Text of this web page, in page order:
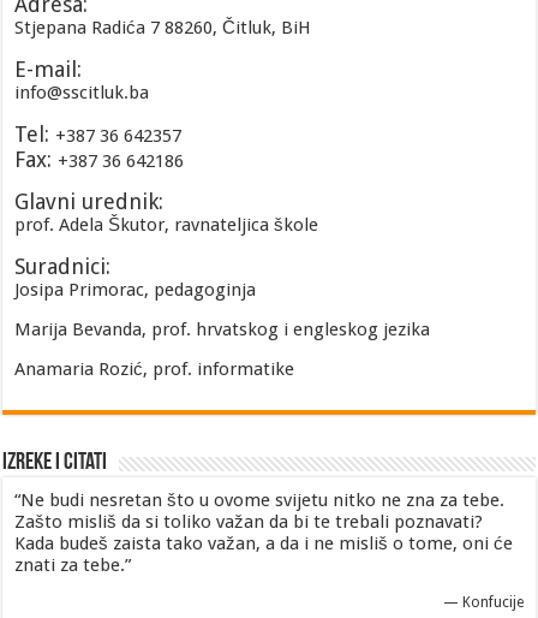
Stjepana Radića 7 88260, Čitluk, BiH
E-mail:
info@sscitluk.ba
Tel: +387 36 642357
Fax: +387 36 642186
Glavni urednik:
prof. Adela Škutor, ravnateljica škole
Suradnici:
Josipa Primorac, pedagoginja
Marija Bevanda, prof. hrvatskog i engleskog jezika
Anamaria Rozić, prof. informatike
Izreke i Citati
“Ne budi nesretan što u ovome svijetu nitko ne zna za tebe.
Zašto misliš da si toliko važan da bi te trebali poznavati?
Kada budeš zaista tako važan, a da i ne misliš o tome, oni će
znati za tebe.”
— Konfucije